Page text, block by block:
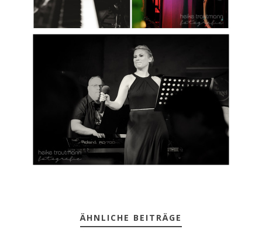
ÄHNLICHE BEITRÄGE